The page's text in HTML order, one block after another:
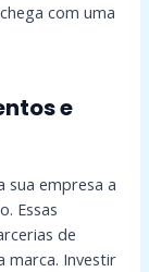
com uma
e
sua empresa a
Essas
de
marca. Investir